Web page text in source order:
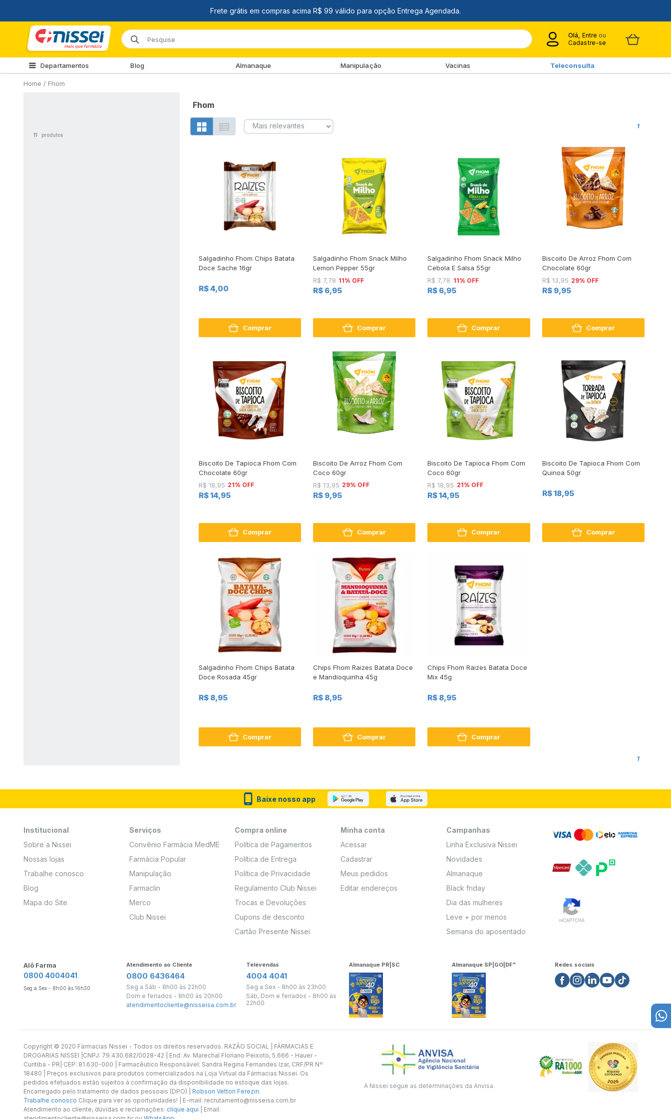
Olá, Entre ou
Cadastre-se
Departamentos Blog Almanaque Manipulação Vacinas Teleconsulta
Home / Fhom
11 produtos
Fhom
1
Salgadinho Fhom Chips Batata
Doce Sache 16gr
R$ 4,00
Comprar
Salgadinho Fhom Snack Milho
Lemon Pepper 55gr
R$ 7,78 11% OFF
R$ 6,95
Comprar
Salgadinho Fhom Snack Milho
Cebola E Salsa 55gr
R$ 7,78 11% OFF
R$ 6,95
Comprar
Biscoito De Arroz Fhom Com
Chocolate 60gr
R$ 13,95 29% OFF
R$ 9,95
Comprar
Biscoito De Tapioca Fhom Com
Chocolate 60gr
R$ 18,95 21% OFF
R$ 14,95
Comprar
Biscoito De Arroz Fhom Com
Coco 60gr
R$ 13,95 29% OFF
R$ 9,95
Comprar
Biscoito De Tapioca Fhom Com
Coco 60gr
R$ 18,95 21% OFF
R$ 14,95
Comprar
Biscoito De Tapioca Fhom Com
Quinoa 50gr
R$ 18,95
Comprar
Salgadinho Fhom Chips Batata
Doce Rosada 45gr
R$ 8,95
Comprar
Chips Fhom Raizes Batata Doce
e Mandioquinha 45g
R$ 8,95
Comprar
Chips Fhom Raizes Batata Doce
Mix 45g
R$ 8,95
Comprar
1
Baixe nosso app
Institucional
Sobre a Nissei
Nossas lojas
Trabalhe conosco
Blog
Mapa do Site
Serviços
Convênio Farmácia MedME
Farmácia Popular
Manipulação
Farmaclin
Merco
Club Nissei
Compra online
Política de Pagamentos
Política de Entrega
Política de Privacidade
Regulamento Club Nissei
Trocas e Devoluções
Cupons de desconto
Cartão Presente Nissei
Minha conta
Acessar
Cadastrar
Meus pedidos
Editar endereços
Campanhas
Linha Exclusiva Nissei
Novidades
Almanaque
Black friday
Dia das mulheres
Leve + por menos
Semana do aposentado
Alô Farma
0800 4004041
Seg a Sex - 8h00 às 16h30
Atendimento ao Cliente
0800 6436464
Seg a Sáb - 8h00 às 22h00
Dom e feriados - 8h00 às 20h00
atendimentocliente@nisseisa.com.br
Televendas
4004 4041
Seg a Sex - 8h00 às 23h00
Sáb, Dom e feriados - 8h00 às
22h00
Almanaque PR|SC Almanaque SP|GO|DF" Redes sociais
Copyright ©️ 2020 Fármacias Nissei - Todos os direitos reservados. RAZÃO SOCIAL | FÁRMACIAS E
DROGARIAS NISSEI |CNPJ: 79.430.682/0028-42 | End: Av. Marechal Floriano Peixoto, 5.666 - Hauer -
Curitiba - PR| CEP: 81.630-000 | Farmacêutico Responsável: Sandra Regina Fernandes Izar, CRF/PR Nº
18480 | Preços exclusivos para produtos comercializados na Loja Virtual da Fármacias Nissei. Os
pedidos efetuados estão sujeitos à confirmação da disponibilidade no estoque das lojas.
Encarregado pelo tratamento de dados pessoais (DPO) | Robson Vettori Ferezin.
Trabalhe conosco Clique para ver as oportunidades! | E-mail: recrutamento@nisseisa.com.br
Atendimento ao cliente, dúvidas e reclamações: clique aqui | Email:
A Nissei segue as determinações da Anvisa.